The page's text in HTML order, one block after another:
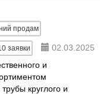
продам
заявки
02.03.2025
и
круглого и